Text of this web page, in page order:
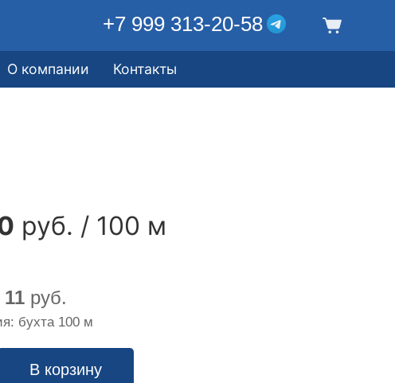
+7 999 313-20-58
О компании Контакты
руб. / 100 м
11 руб.
бухта 100 м
В корзину